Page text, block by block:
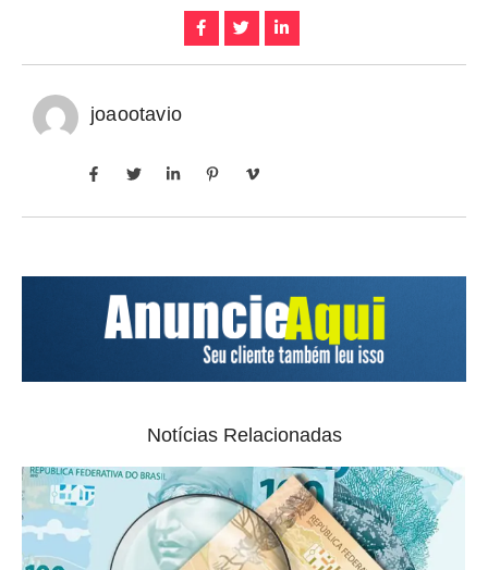
joaootavio
Notícias Relacionadas